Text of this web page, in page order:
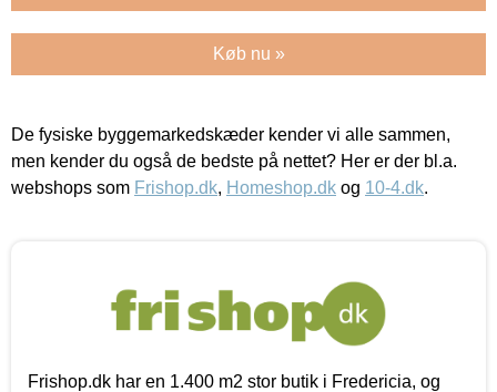
Køb nu »
De fysiske byggemarkedskæder kender vi alle sammen,
men kender du også de bedste på nettet? Her er der bl.a.
webshops som Frishop.dk, Homeshop.dk og 10-4.dk.
Frishop.dk har en 1.400 m2 stor butik i Fredericia, og